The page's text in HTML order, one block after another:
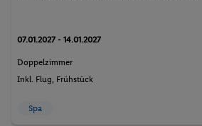
07.01.2027 - 14.01.2027
Doppelzimmer
Inkl. Flug, Frühstück
Spa